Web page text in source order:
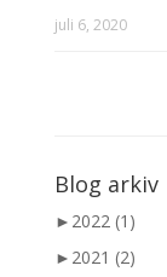
juli 6, 2020
Blog arkiv
► 2022 (1)
► 2021 (2)